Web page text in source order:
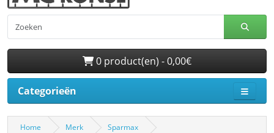
0 product(en) - 0,00€
Categorieën
Home Merk Sparmax